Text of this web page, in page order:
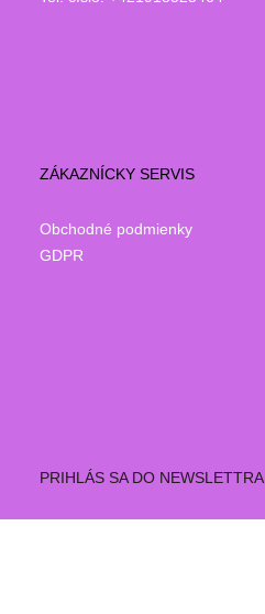
ZÁKAZNÍCKY SERVIS
Obchodné podmienky
GDPR
PRIHLÁS SA DO NEWSLETTRA